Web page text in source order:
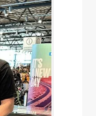
horizontal